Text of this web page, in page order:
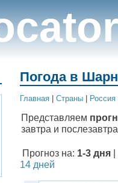
Погода в
Главная Cтраны Россия
Представляем
завтра и
Прогноз на: 1-3 дня
14 дней